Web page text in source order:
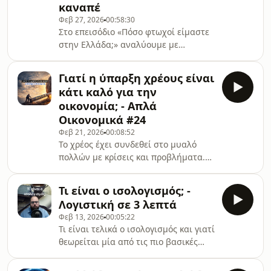
πραγματικές οικονομικές προεκτάσεις
της σύρραξης στο Ιράν.
Καταρρίπτουμε τον μύθο ότι ο
πόλεμος «βοηθάει την οικονομία» και
εξετάζουμε γιατί η Ελλάδα είναι
ιδιαίτε
καναπέ
Φεβ 27, 202600:58:30
Στο επεισόδιο «Πόσο φτωχοί είμαστε
στην Ελλάδα;» αναλύουμε με
μετριέται: διαθέσιμο εισόδημα,
αγοραστική δύναμη, κόστος ζωής και
ανισότητες. Με στοιχεία και
συγκρίσεις με την υπόλοιπη Ευρώπη,
εξετάζουμε αν οι Έλληνες είναι
πράγματι «φτωχοί» ή αν η εικόνα
είναι πιο σύνθετη από όσο δείχνουν
οι αριθμοί. Ένα επεισόδιο που
ξεχωρίζει τα δεδομένα από τ
Γιατί η ύπαρξη χρέους είναι
κάτι καλό για την
οικονομία; - Απλά
Οικονομικά #24
Φεβ 21, 202600:08:52
Το χρέος έχει συνδεθεί στο μυαλό
πολλών με κρίσεις και προβλήματα.
επίπεδο χρέους μπορεί να
λειτουργήσει θετικά για μια
οικονομία, πώς συμβάλλει στην
ανάπτυξη, στις επενδύσεις και στη
ρευστότητα, και ποια είναι η διαφορά
μεταξύ βιώσιμου και μη βιώσιμου
Τι είναι ο ισολογισμός; -
Λογιστική σε 3 λεπτά
Φεβ 13, 202600:05:22
Τι είναι τελικά ο ισολογισμός και γιατί
θεωρείται μία από τις πιο βασικές